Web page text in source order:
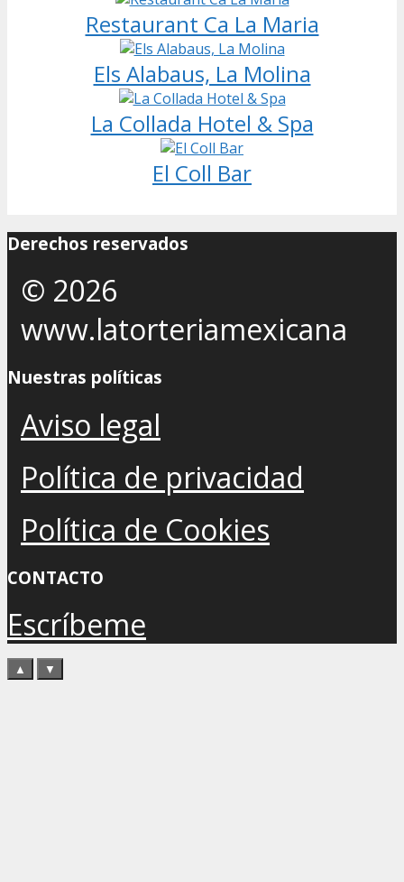
Restaurant Ca La Maria
Els Alabaus, La Molina
La Collada Hotel & Spa
El Coll Bar
Derechos reservados
© 2026
www.latorteriamexicana
Nuestras políticas
Aviso legal
Política de privacidad
Política de Cookies
CONTACTO
Escríbeme
▲ ▼